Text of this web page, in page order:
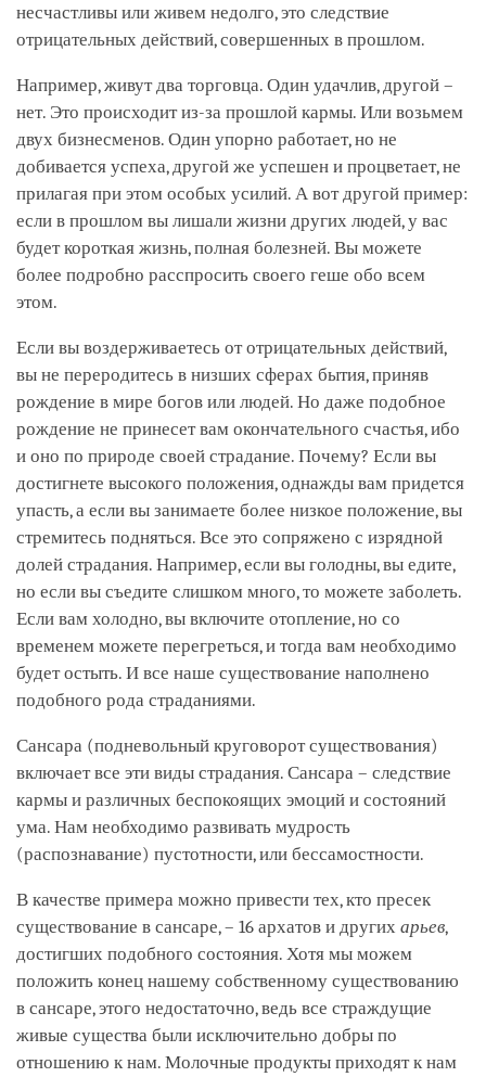
несчастливы или живем недолго, это следствие
отрицательных действий, совершенных в прошлом.
Например, живут два торговца. Один удачлив, другой –
нет. Это происходит из-за прошлой кармы. Или возьмем
двух бизнесменов. Один упорно работает, но не
добивается успеха, другой же успешен и процветает, не
прилагая при этом особых усилий. А вот другой пример:
если в прошлом вы лишали жизни других людей, у вас
будет короткая жизнь, полная болезней. Вы можете
более подробно расспросить своего геше обо всем
этом.
Если вы воздерживаетесь от отрицательных действий,
вы не переродитесь в низших сферах бытия, приняв
рождение в мире богов или людей. Но даже подобное
рождение не принесет вам окончательного счастья, ибо
и оно по природе своей страдание. Почему? Если вы
достигнете высокого положения, однажды вам придется
упасть, а если вы занимаете более низкое положение, вы
стремитесь подняться. Все это сопряжено с изрядной
долей страдания. Например, если вы голодны, вы едите,
но если вы съедите слишком много, то можете заболеть.
Если вам холодно, вы включите отопление, но со
временем можете перегреться, и тогда вам необходимо
будет остыть. И все наше существование наполнено
подобного рода страданиями.
Сансара (подневольный круговорот существования)
включает все эти виды страдания. Сансара – следствие
кармы и различных беспокоящих эмоций и состояний
ума. Нам необходимо развивать мудрость
(распознавание) пустотности, или бессамостности.
В качестве примера можно привести тех, кто пресек
существование в сансаре, – 16 архатов и других арьев,
достигших подобного состояния. Хотя мы можем
положить конец нашему собственному существованию
в сансаре, этого недостаточно, ведь все страждущие
живые существа были исключительно добры по
отношению к нам. Молочные продукты приходят к нам